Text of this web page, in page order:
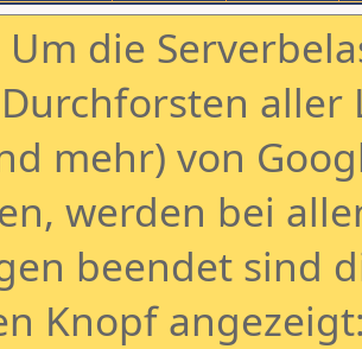
Um die
aller
mehr) von
werden bei
beendet sind
Knopf